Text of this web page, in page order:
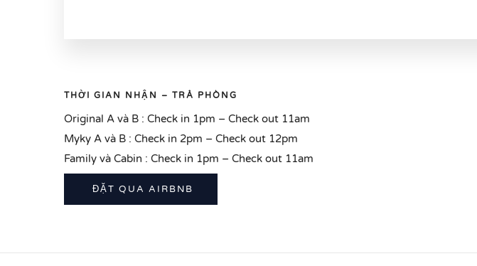
THỜI GIAN NHẬN – TRẢ PHÒNG
Original A và B : Check in 1pm – Check out 11am
Myky A và B : Check in 2pm – Check out 12pm
Family và Cabin : Check in 1pm – Check out 11am
ĐẶT QUA AIRBNB